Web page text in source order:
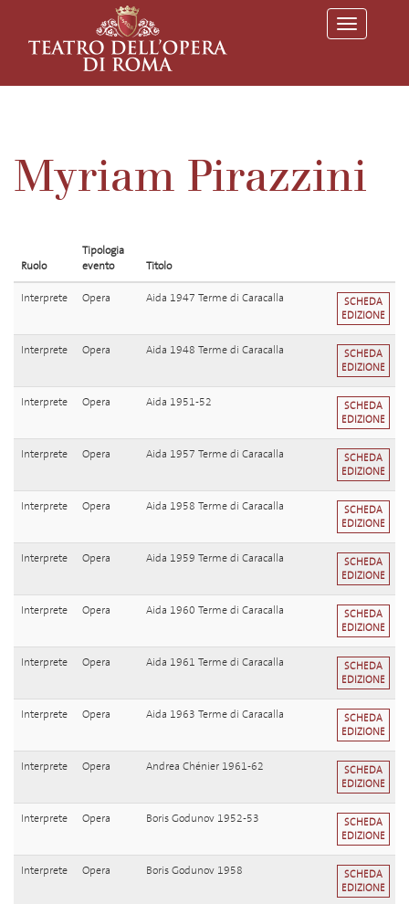
T
o
l
a
Myriam Pirazzini
Ruolo
Tipologia
evento
Titolo
Interprete Opera Aida 1947 Terme di Caracalla
SCHEDA
EDIZIONE
Interprete Opera Aida 1948 Terme di Caracalla
SCHEDA
EDIZIONE
Interprete Opera Aida 1951-52
SCHEDA
EDIZIONE
Interprete Opera Aida 1957 Terme di Caracalla
SCHEDA
EDIZIONE
Interprete Opera Aida 1958 Terme di Caracalla
SCHEDA
EDIZIONE
Interprete Opera Aida 1959 Terme di Caracalla
SCHEDA
EDIZIONE
Interprete Opera Aida 1960 Terme di Caracalla
SCHEDA
EDIZIONE
Interprete Opera Aida 1961 Terme di Caracalla
SCHEDA
EDIZIONE
Interprete Opera Aida 1963 Terme di Caracalla
SCHEDA
EDIZIONE
Interprete Opera Andrea Chénier 1961-62
SCHEDA
EDIZIONE
Interprete Opera Boris Godunov 1952-53
SCHEDA
EDIZIONE
Interprete Opera Boris Godunov 1958
SCHEDA
EDIZIONE